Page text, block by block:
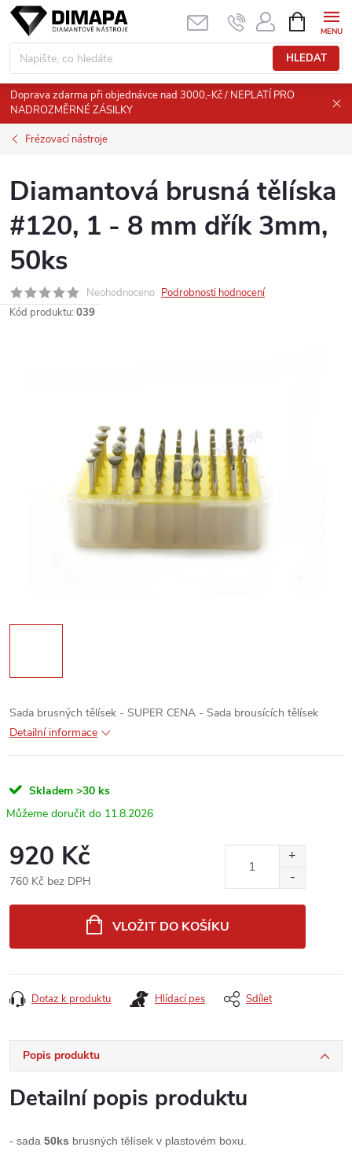
Přejít
obsah
HLEDAT
NÁKUPNÍ
KOŠÍK
Doprava zdarma při objednávce nad 3000,-Kč / NEPLATÍ PRO
NADROZMĚRNÉ ZÁSILKY
Frézovací nástroje
Diamantová brusná tělíska
#120, 1 - 8 mm dřík 3mm,
50ks
Neohodnoceno Podrobnosti hodnocení
Kód produktu: 039
Sada brusných tělísek - SUPER CENA - Sada brousících tělísek
Detailní informace
Skladem >30 ks
11.8.2026
920 Kč
760 Kč bez DPH
VLOŽIT DO KOŠÍKU
Dotaz k produktu Hlídací pes Sdílet
Popis produktu
Detailní popis produktu
- sada 50ks brusných tělísek v plastovém boxu.